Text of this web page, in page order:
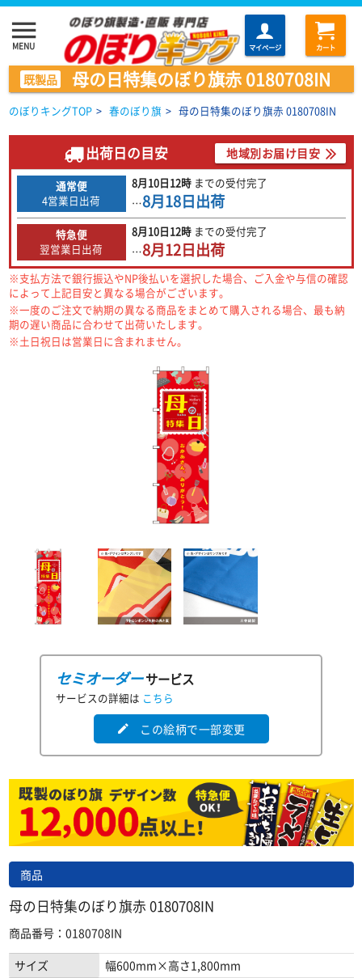
menu
MENU マイページ カート
既製品 母の日特集のぼり旗赤 0180708IN
のぼりキングTOP > 春のぼり旗 > 母の日特集のぼり旗赤 0180708IN
出荷日の目安 地域別お届け目安
通常便
4営業日出荷
8月10日12時 までの受付完了
…8月18日出荷
特急便
翌営業日出荷
8月10日12時 までの受付完了
…8月12日出荷
※支払方法で銀行振込やNP後払いを選択した場合、ご入金や与信の確認
によって上記目安と異なる場合がございます。
※一度のご注文で納期の異なる商品をまとめて購入される場合、最も納
期の遅い商品に合わせて出荷いたします。
※土日祝日は営業日に含まれません。
セミオーダーサービス
サービスの詳細は こちら
edit この絵柄で一部変更
商品
母の日特集のぼり旗赤 0180708IN
商品番号：0180708IN
サイズ
幅600mm×高さ1,800mm